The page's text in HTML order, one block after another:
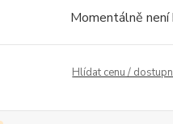
Momentálně není
Hlídat cenu /